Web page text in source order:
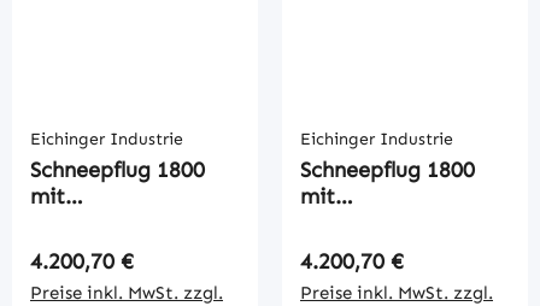
Eichinger Industrie
Schneepflug 1800
mit
Regulärer Preis:
4.200,70 €
Preise inkl. MwSt. zzgl.
Eichinger Industrie
Schneepflug 1800
mit
Regulärer Preis:
4.200,70 €
Preise inkl. MwSt. zzgl.